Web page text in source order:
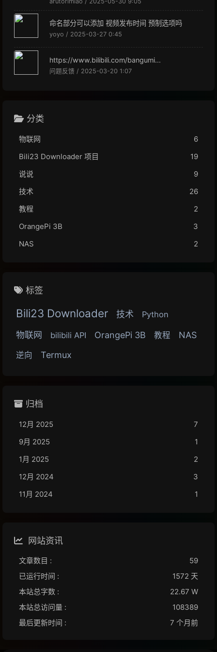
命名部分可以添加 视频发布时间 预制选项吗
yoyo / 2025-03-27 0:45
https://www.bilibili.com/bangumi...
问题反馈 / 2025-03-20 1:07
分类
物联网
6
Bili23 Downloader 项目
19
说说
9
技术
26
教程
2
OrangePi 3B
3
NAS
2
标签
Bili23 Downloader 技术 Python
物联网 bilibili API OrangePi 3B 教程 NAS
逆向 Termux
归档
12月 2025
7
9月 2025
1
1月 2025
2
12月 2024
3
11月 2024
1
网站资讯
文章数目 :
59
已运行时间 :
1572 天
本站总字数 :
22.67 W
本站总访问量 :
108389
最后更新时间 :
7 个月前